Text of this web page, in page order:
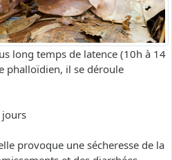
long temps de latence (10h à 14
phalloïdien, il se déroule
jours
provoque une sécheresse de la